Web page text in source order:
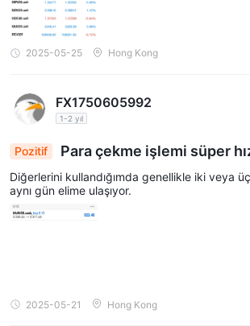
2025-05-25 Hong Kong
FX1750605992
1-2 yıl
Pozitif Para çekme işlemi süper
Diğerlerini kullandığımda genellikle iki veya
aynı gün elime ulaşıyor.
2025-05-21 Hong Kong